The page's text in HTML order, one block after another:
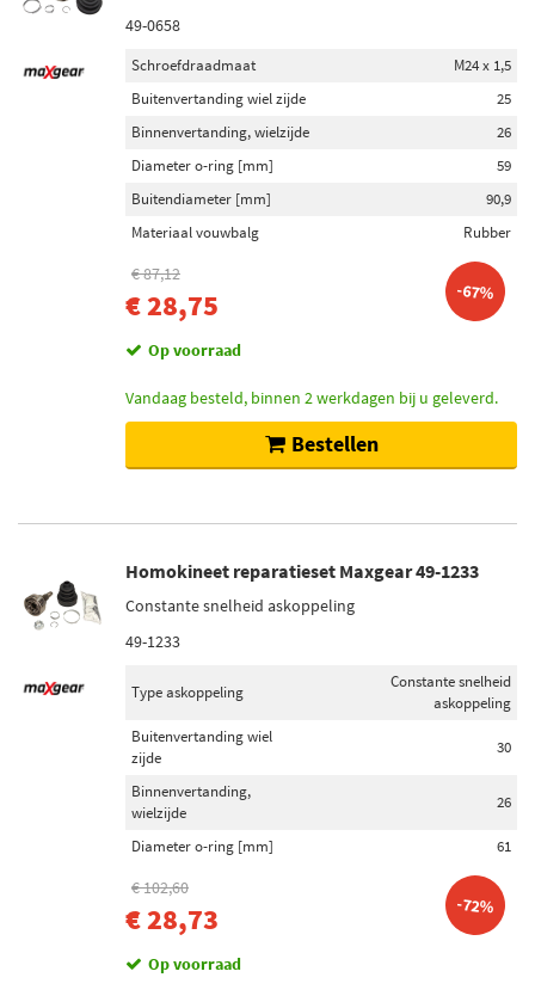
49-0658
Schroefdraadmaat
M24 x 1,5
Buitenvertanding wiel zijde
25
Binnenvertanding, wielzijde
26
Diameter o-ring [mm]
59
Buitendiameter [mm]
90,9
Materiaal vouwbalg
Rubber
€ 87,12
€ 28,75 -67%
Op voorraad
Vandaag besteld, binnen 2 werkdagen bij u geleverd.
Bestellen
Homokineet reparatieset Maxgear 49-1233
Constante snelheid askoppeling
49-1233
Type askoppeling
Constante snelheid
askoppeling
Buitenvertanding wiel
zijde
30
Binnenvertanding,
wielzijde
26
Diameter o-ring [mm] 61
€ 102,60
€ 28,73 -72%
Op voorraad